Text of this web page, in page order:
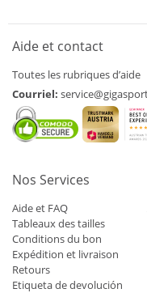
Aide et contact
Toutes les rubriques d’aide
Courriel:
Nos Services
Aide et FAQ
Tableaux des tailles
Conditions du bon
Expédition et livraison
Retours
Etiqueta de devolución